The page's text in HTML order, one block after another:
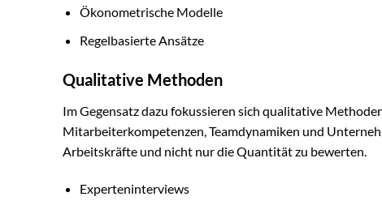
Ökonometrische Modelle
Regelbasierte Ansätze
Qualitative Methoden
Im Gegensatz dazu fokussieren sich qualitative
Mitarbeiterkompetenzen, Teamdynamiken und
Arbeitskräfte und nicht nur die Quantität zu bewerten.
Experteninterviews